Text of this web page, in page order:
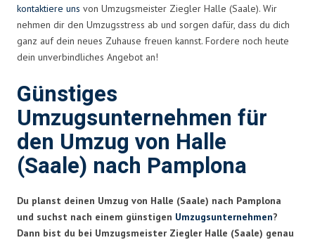
kontaktiere uns von Umzugsmeister Ziegler Halle (Saale). Wir
nehmen dir den Umzugsstress ab und sorgen dafür, dass du dich
ganz auf dein neues Zuhause freuen kannst. Fordere noch heute
dein unverbindliches Angebot an!
Günstiges
Umzugsunternehmen für
den Umzug von Halle
(Saale) nach Pamplona
Du planst deinen Umzug von Halle (Saale) nach Pamplona
und suchst nach einem günstigen Umzugsunternehmen?
Dann bist du bei Umzugsmeister Ziegler Halle (Saale) genau